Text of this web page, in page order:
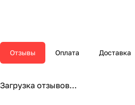
Отзывы Оплата Доставка
Загрузка отзывов...